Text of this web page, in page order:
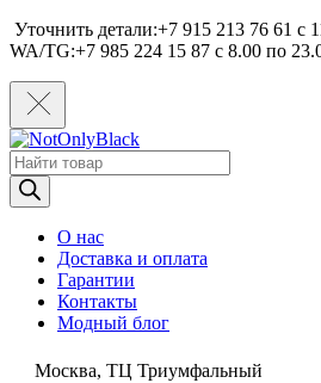
Уточнить детали:+7 915 213 76 61 c
WA/TG:+7 985 224 15 87 c 8.00 по
Поиск
товаров
О нас
Доставка и оплата
Гарантии
Контакты
Модный блог
Москва, ТЦ Триумфальный